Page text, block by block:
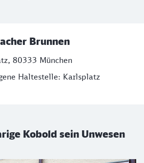
Brunnen
80333 München
Haltestelle: Karlsplatz
Kobold sein Unwesen